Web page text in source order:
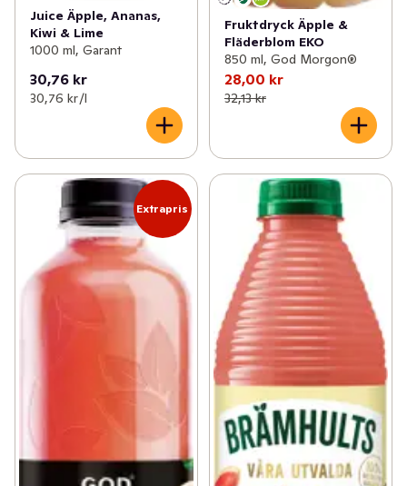
Juice Äpple, Ananas,
Kiwi & Lime
1000 ml, Garant
30,76 kr
30,76 kr /l
Fruktdryck Äpple &
Fläderblom EKO
850 ml, God Morgon®
28,00 kr
32,13 kr
Extrapris